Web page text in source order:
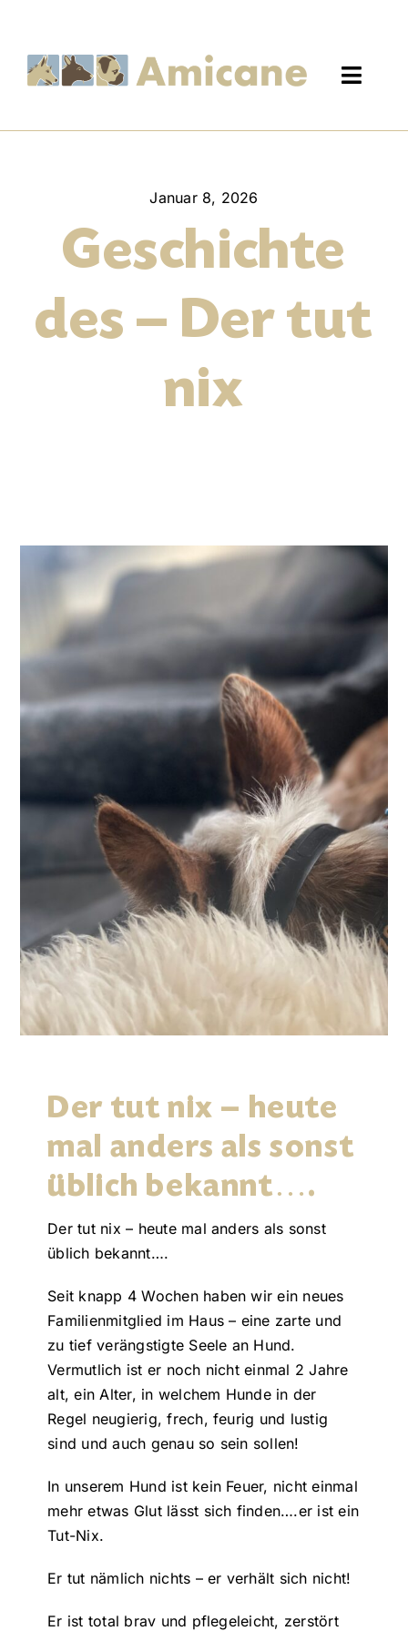
springen
Über uns
Kontakt
Januar 8, 2026
Geschichte
des – Der tut
nix
Der tut nix – heute
mal anders als sonst
üblich bekannt….
Der tut nix – heute mal anders als sonst
üblich bekannt….
Seit knapp 4 Wochen haben wir ein neues
Familienmitglied im Haus – eine zarte und
zu tief verängstigte Seele an Hund.
Vermutlich ist er noch nicht einmal 2 Jahre
alt, ein Alter, in welchem Hunde in der
Regel neugierig, frech, feurig und lustig
sind und auch genau so sein sollen!
In unserem Hund ist kein Feuer, nicht einmal
mehr etwas Glut lässt sich finden….er ist ein
Tut-Nix.
Er tut nämlich nichts – er verhält sich nicht!
Er ist total brav und pflegeleicht, zerstört